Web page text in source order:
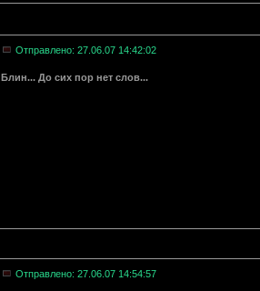
Отправлено: 27.06.07 14:42:02
Блин... До сих пор нет слов...
Отправлено: 27.06.07 14:54:57